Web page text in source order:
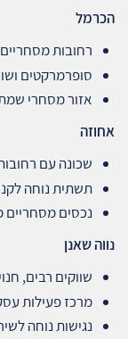
הכרמל
רחובות
סופרמרקטים
אזור מסחרי
אחוזה
שכונה עם
תשתית נוחה
נכסים מסחריים
נווה שאנן
שווקים רבים,
מרכז פעילות
נגישות נוחה